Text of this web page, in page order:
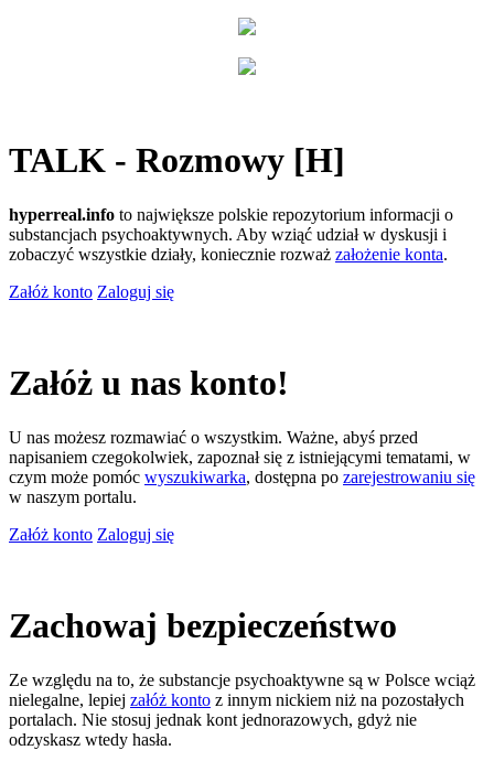
TALK - Rozmowy [H]
hyperreal.info to największe polskie repozytorium informacji o
substancjach psychoaktywnych. Aby wziąć udział w dyskusji i
zobaczyć wszystkie działy, koniecznie rozważ założenie konta.
Załóż konto Zaloguj się
Załóż u nas konto!
U nas możesz rozmawiać o wszystkim. Ważne, abyś przed
napisaniem czegokolwiek, zapoznał się z istniejącymi tematami, w
czym może pomóc wyszukiwarka, dostępna po zarejestrowaniu się
w naszym portalu.
Załóż konto Zaloguj się
Zachowaj bezpieczeństwo
Ze względu na to, że substancje psychoaktywne są w Polsce wciąż
nielegalne, lepiej załóż konto z innym nickiem niż na pozostałych
portalach. Nie stosuj jednak kont jednorazowych, gdyż nie
odzyskasz wtedy hasła.